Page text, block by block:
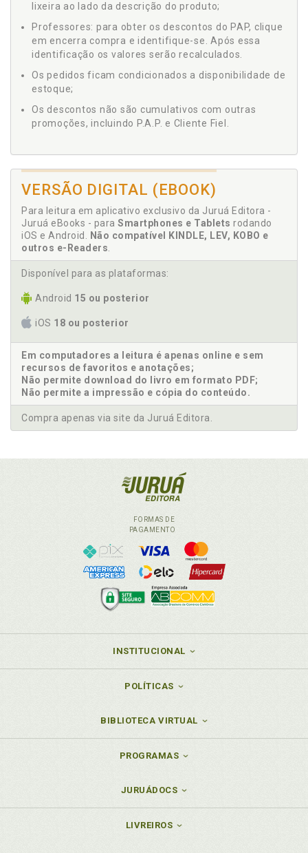
lixeira ao lado da descrição do produto;
Professores: para obter os descontos do PAP, clique
em encerra compra e identifique-se. Após essa
identificação os valores serão recalculados.
Os pedidos ficam condicionados a disponibilidade de
estoque;
Os descontos não são cumulativos com outras
promoções, incluindo P.A.P. e Cliente Fiel.
VERSÃO DIGITAL (EBOOK)
Para leitura em aplicativo exclusivo da Juruá Editora -
Juruá eBooks - para Smartphones e Tablets rodando
iOS e Android.
Não compatível KINDLE, LEV, KOBO e
outros e-Readers
Disponível para as plataformas:
Android 15 ou posterior
iOS 18 ou posterior
Em computadores a leitura é apenas online e sem
recursos de favoritos e anotações;
Não permite download do livro em formato PDF;
Não permite a impressão e cópia do conteúdo.
Compra apenas via site da Juruá Editora.
FORMAS DE
PAGAMENTO
INSTITUCIONAL
POLÍTICAS
BIBLIOTECA VIRTUAL
PROGRAMAS
JURUÁDOCS
LIVREIROS